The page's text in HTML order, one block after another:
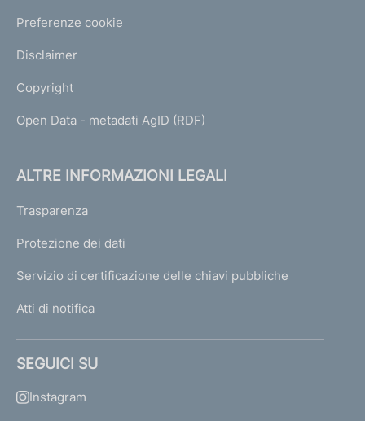
Preferenze cookie
Disclaimer
Copyright
Open Data - metadati AgID (RDF)
ALTRE INFORMAZIONI LEGALI
Trasparenza
Protezione dei dati
Servizio di certificazione delle chiavi pubbliche
Atti di notifica
SEGUICI SU
Instagram